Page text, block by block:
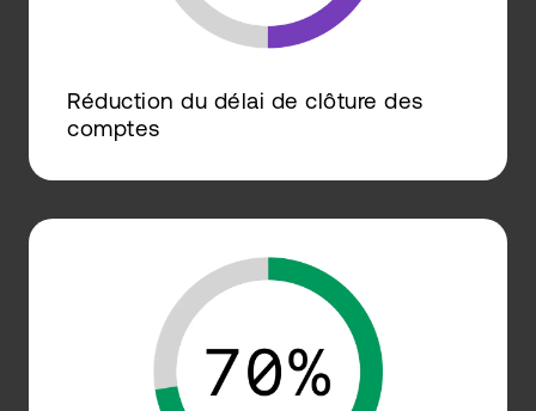
Réduction du délai de clôture des
comptes